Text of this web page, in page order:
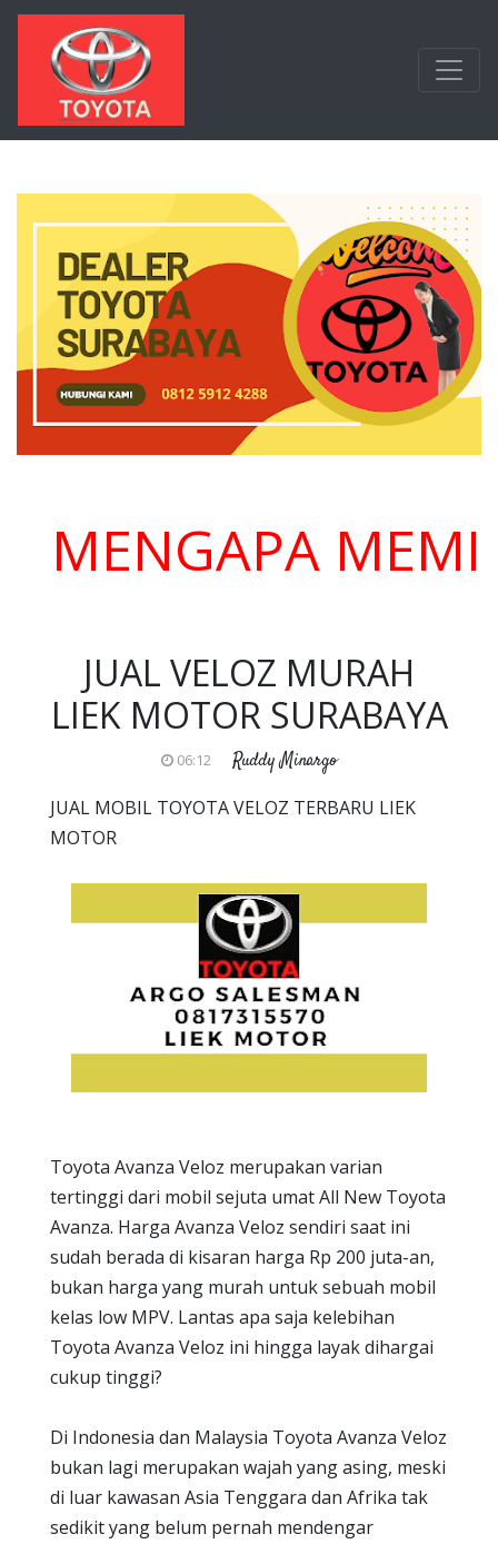
Langsung ke konten utama
MEMILIH
JUAL VELOZ MURAH
LIEK MOTOR SURABAYA
06:12 Ruddy Minargo
JUAL MOBIL TOYOTA VELOZ TERBARU LIEK
MOTOR
Toyota Avanza Veloz merupakan varian
tertinggi dari mobil sejuta umat All New Toyota
Avanza. Harga Avanza Veloz sendiri saat ini
sudah berada di kisaran harga Rp 200 juta-an,
bukan harga yang murah untuk sebuah mobil
kelas low MPV. Lantas apa saja kelebihan
Toyota Avanza Veloz ini hingga layak dihargai
cukup tinggi?
Di Indonesia dan Malaysia Toyota Avanza Veloz
bukan lagi merupakan wajah yang asing, meski
di luar kawasan Asia Tenggara dan Afrika tak
sedikit yang belum pernah mendengar